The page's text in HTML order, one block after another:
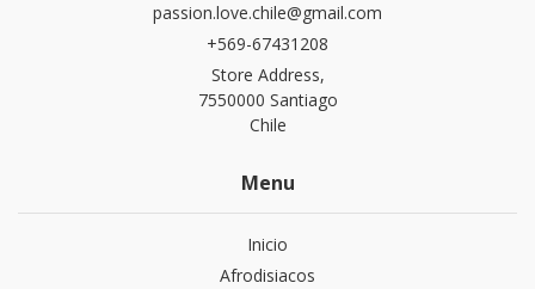
passion.love.chile@gmail.com
+569-67431208
Store Address,
7550000 Santiago
Chile
Menu
Inicio
Afrodisiacos